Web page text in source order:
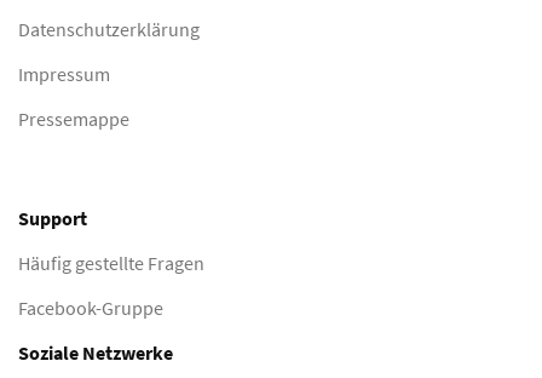
Datenschutzerklärung
Impressum
Pressemappe
Support
Häufig gestellte Fragen
Facebook-Gruppe
Soziale Netzwerke